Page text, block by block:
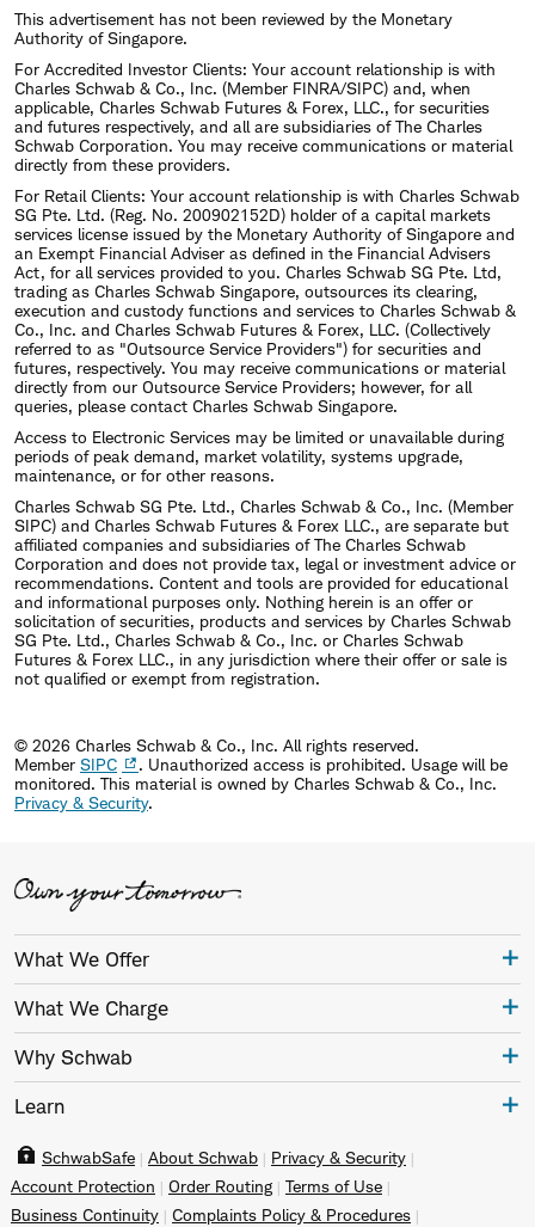
This advertisement has not been reviewed by the Monetary
Authority of Singapore.
For Accredited Investor Clients: Your account relationship is with
Charles Schwab & Co., Inc. (Member FINRA/SIPC) and, when
applicable, Charles Schwab Futures & Forex, LLC., for securities
and futures respectively, and all are subsidiaries of The Charles
Schwab Corporation. You may receive communications or material
directly from these providers.
For Retail Clients: Your account relationship is with Charles Schwab
SG Pte. Ltd. (Reg. No. 200902152D) holder of a capital markets
services license issued by the Monetary Authority of Singapore and
an Exempt Financial Adviser as defined in the Financial Advisers
Act, for all services provided to you. Charles Schwab SG Pte. Ltd,
trading as Charles Schwab Singapore, outsources its clearing,
execution and custody functions and services to Charles Schwab &
Co., Inc. and Charles Schwab Futures & Forex, LLC. (Collectively
referred to as "Outsource Service Providers") for securities and
futures, respectively. You may receive communications or material
directly from our Outsource Service Providers; however, for all
queries, please contact Charles Schwab Singapore.
Access to Electronic Services may be limited or unavailable during
periods of peak demand, market volatility, systems upgrade,
maintenance, or for other reasons.
Charles Schwab SG Pte. Ltd., Charles Schwab & Co., Inc. (Member
SIPC) and Charles Schwab Futures & Forex LLC., are separate but
affiliated companies and subsidiaries of The Charles Schwab
Corporation and does not provide tax, legal or investment advice or
recommendations. Content and tools are provided for educational
and informational purposes only. Nothing herein is an offer or
solicitation of securities, products and services by Charles Schwab
SG Pte. Ltd., Charles Schwab & Co., Inc. or Charles Schwab
Futures & Forex LLC., in any jurisdiction where their offer or sale is
not qualified or exempt from registration.
© 2026 Charles Schwab & Co., Inc. All rights reserved.
Member SIPC
. Unauthorized access is prohibited. Usage will be
monitored. This material is owned by Charles Schwab & Co., Inc.
Privacy & Security.
What We Offer
What We Charge
Why Schwab
Learn
SchwabSafe About Schwab
Privacy & Security
Account Protection
Order Routing
Terms of Use
Business Continuity
Complaints Policy & Procedures